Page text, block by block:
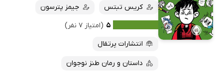
کریس تبتس
جیمز پترسون
۵ (امتیاز ۷ نفر)
انتشارات پرتقال
داستان و رمان طنز نوجوان